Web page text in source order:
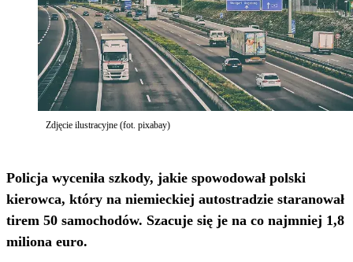
Zdjęcie ilustracyjne (fot. pixabay)
Policja wyceniła szkody, jakie spowodował polski
kierowca, który na niemieckiej autostradzie staranował
tirem 50 samochodów. Szacuje się je na co najmniej 1,8
miliona euro.